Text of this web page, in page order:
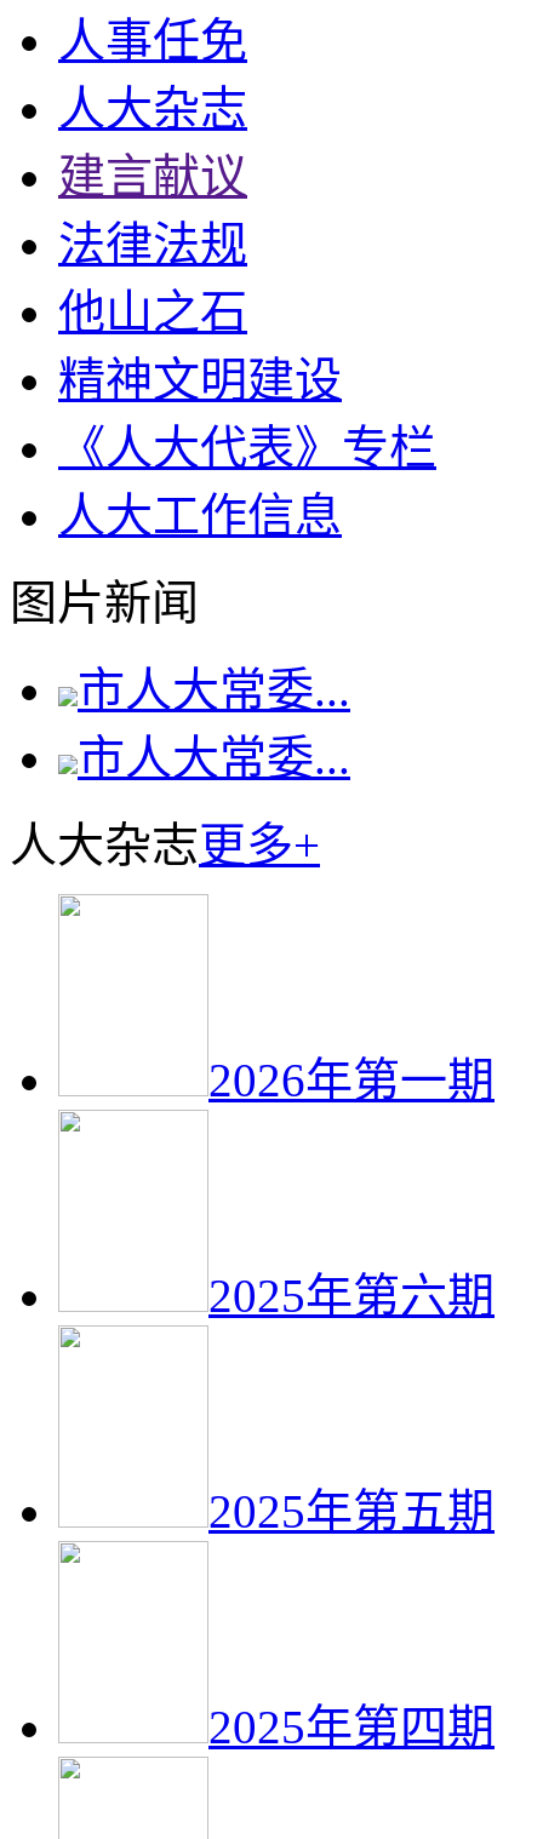
人事任免
人大杂志
建言献议
法律法规
他山之石
精神文明建设
《人大代表》专栏
人大工作信息
图片新闻
市人大常委...
市人大常委...
人大杂志更多+
2026年第一期
2025年第六期
2025年第五期
2025年第四期